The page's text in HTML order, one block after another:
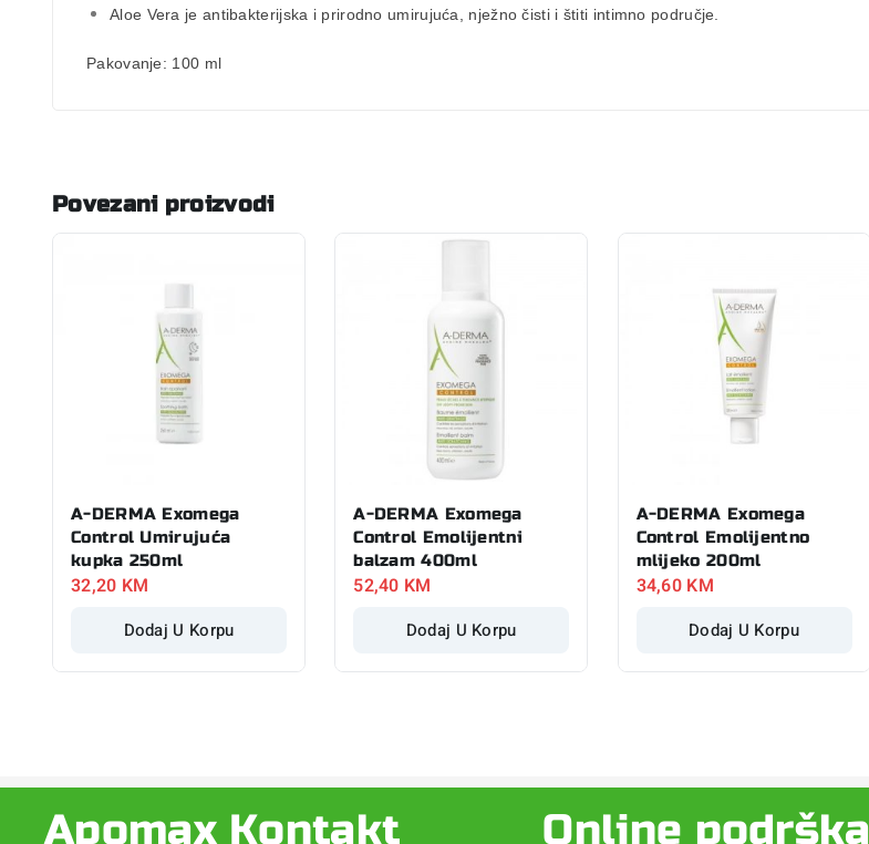
Aloe Vera je antibakterijska i prirodno umirujuća, nježno čisti i štiti intimno područje.
Pakovanje: 100 ml
Povezani proizvodi
A-DERMA Exomega
Control Umirujuća
kupka 250ml
32,20 KM
Dodaj U Korpu
A-DERMA Exomega
Control Emolijentni
balzam 400ml
52,40 KM
Dodaj U Korpu
A-DERMA Exomega
Control Emolijentno
mlijeko 200ml
34,60 KM
Dodaj U Korpu
Apomax Kontakt Online podrška